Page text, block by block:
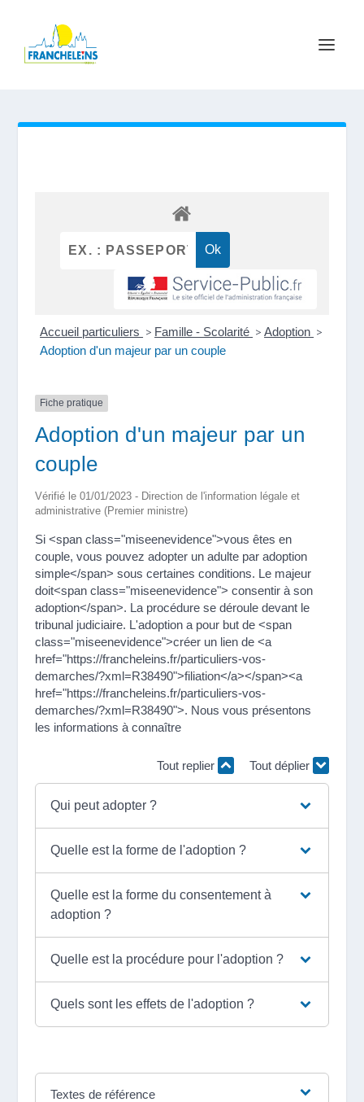
Accueil particuliers > Famille - Scolarité > Adoption >
Adoption d'un majeur par un couple
Fiche pratique
Adoption d'un majeur par un
couple
Vérifié le 01/01/2023 - Direction de l'information légale et
administrative (Premier ministre)
Si <span class="miseenevidence">vous êtes en
couple, vous pouvez adopter un adulte par adoption
simple</span> sous certaines conditions. Le majeur
doit<span class="miseenevidence"> consentir à son
adoption</span>. La procédure se déroule devant le
tribunal judiciaire. L'adoption a pour but de <span
class="miseenevidence">créer un lien de <a
href="https://francheleins.fr/particuliers-vos-
demarches/?xml=R38490">filiation</a></span><a
href="https://francheleins.fr/particuliers-vos-
demarches/?xml=R38490">. Nous vous présentons
les informations à connaître
Tout replier Tout déplier
Qui peut adopter ?
Quelle est la forme de l'adoption ?
Quelle est la forme du consentement à
adoption ?
Quelle est la procédure pour l'adoption ?
Quels sont les effets de l'adoption ?
Textes de référence